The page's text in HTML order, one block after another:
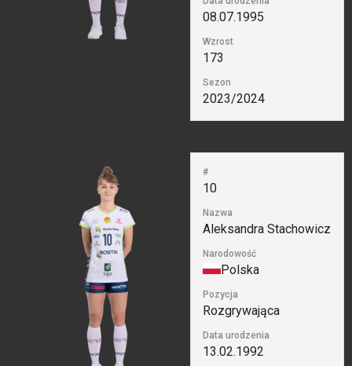
08.07.1995
Wzrost
173
Sezon
2023/2024
#
10
Nazwa
Aleksandra Stachowicz
Narodowość
Polska
Pozycja
Rozgrywająca
Data urodzenia
13.02.1992